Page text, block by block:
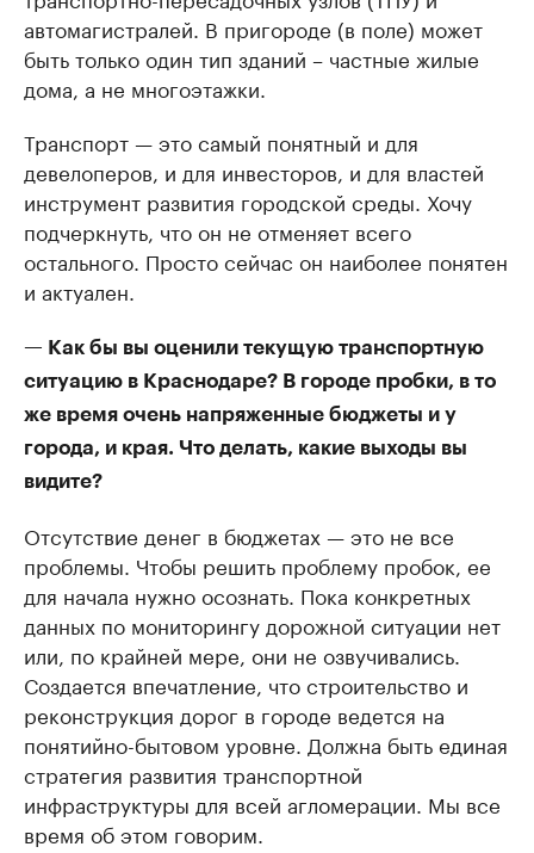
автомагистралей. В пригороде (в поле) может
быть только один тип зданий – частные жилые
дома, а не многоэтажки.
Транспорт — это самый понятный и для
девелоперов, и для инвесторов, и для властей
инструмент развития городской среды. Хочу
подчеркнуть, что он не отменяет всего
остального. Просто сейчас он наиболее понятен
и актуален.
— Как бы вы оценили текущую транспортную
ситуацию в Краснодаре? В городе пробки, в то
же время очень напряженные бюджеты и у
города, и края. Что делать, какие выходы вы
видите?
Отсутствие денег в бюджетах — это не все
проблемы. Чтобы решить проблему пробок, ее
для начала нужно осознать. Пока конкретных
данных по мониторингу дорожной ситуации нет
или, по крайней мере, они не озвучивались.
Создается впечатление, что строительство и
реконструкция дорог в городе ведется на
понятийно-бытовом уровне. Должна быть единая
стратегия развития транспортной
инфраструктуры для всей агломерации. Мы все
время об этом говорим.